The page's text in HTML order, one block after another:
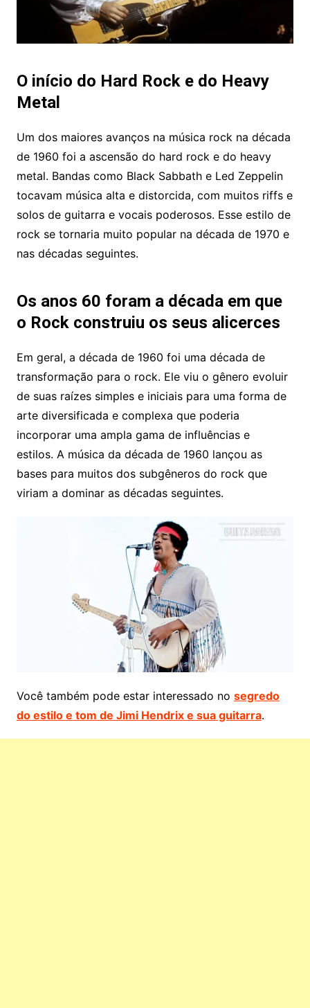
O início do Hard Rock e do Heavy
Metal
Um dos maiores avanços na música rock na década
de 1960 foi a ascensão do hard rock e do heavy
metal. Bandas como Black Sabbath e Led Zeppelin
tocavam música alta e distorcida, com muitos riffs e
solos de guitarra e vocais poderosos. Esse estilo de
rock se tornaria muito popular na década de 1970 e
nas décadas seguintes.
Os anos 60 foram a década em que
o Rock construiu os seus alicerces
Em geral, a década de 1960 foi uma década de
transformação para o rock. Ele viu o gênero evoluir
de suas raízes simples e iniciais para uma forma de
arte diversificada e complexa que poderia
incorporar uma ampla gama de influências e
estilos. A música da década de 1960 lançou as
bases para muitos dos subgêneros do rock que
viriam a dominar as décadas seguintes.
Você também pode estar interessado no segredo
do estilo e tom de Jimi Hendrix e sua guitarra.